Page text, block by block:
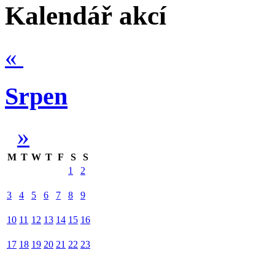
Kalendář akcí
«
Srpen
»
M T W T F S
S
1
2
3 4 5 6 7 8 9
10 11 12 13 14 15 16
17 18 19 20 21 22 23